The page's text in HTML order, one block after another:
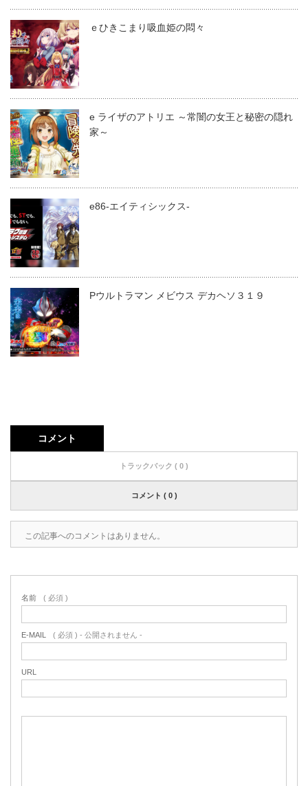
ｅひきこまり吸血姫の悶々
e ライザのアトリエ ～常闇の女王と秘密の隠れ
家～
e86-エイティシックス-
Pウルトラマン メビウス デカヘソ３１９
コメント
トラックバック ( 0 )
コメント ( 0 )
この記事へのコメントはありません。
名前 ( 必須 )
E-MAIL ( 必須 ) - 公開されません -
URL